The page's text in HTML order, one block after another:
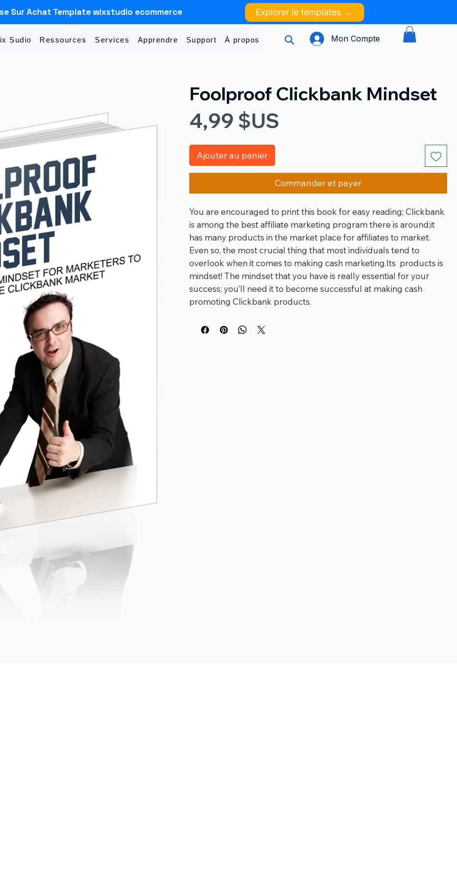
Sur Achat Template wixstudio ecommerce Explorer le templates →
Sudio Ressources Services Apprendre Support À propos Mon Compte
Foolproof Clickbank Mindset
4,99 $US
Ajouter au panier
Commander et payer
You are encouraged to print this book for easy reading; Clickbank
is among the best affiliate marketing program there is around;it
has many products in the market place for affiliates to market.
Even so, the most crucial thing that most individuals tend to
overlook when it comes to making cash marketing.Its products is
mindset! The mindset that you have is really essential for your
success; you’ll need it to become successful at making cash
promoting Clickbank products.